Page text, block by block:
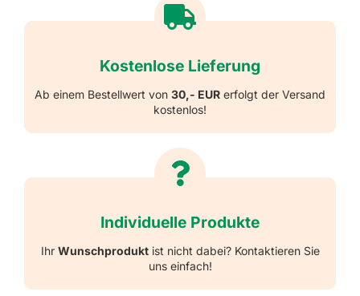
Kostenlose Lieferung
Ab einem Bestellwert von 30,- EUR erfolgt der Versand
kostenlos!
Individuelle Produkte
Ihr Wunschproduktist nicht dabei? Kontaktieren Sie
uns einfach!